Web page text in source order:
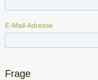
E-Mail-Adresse
Frage